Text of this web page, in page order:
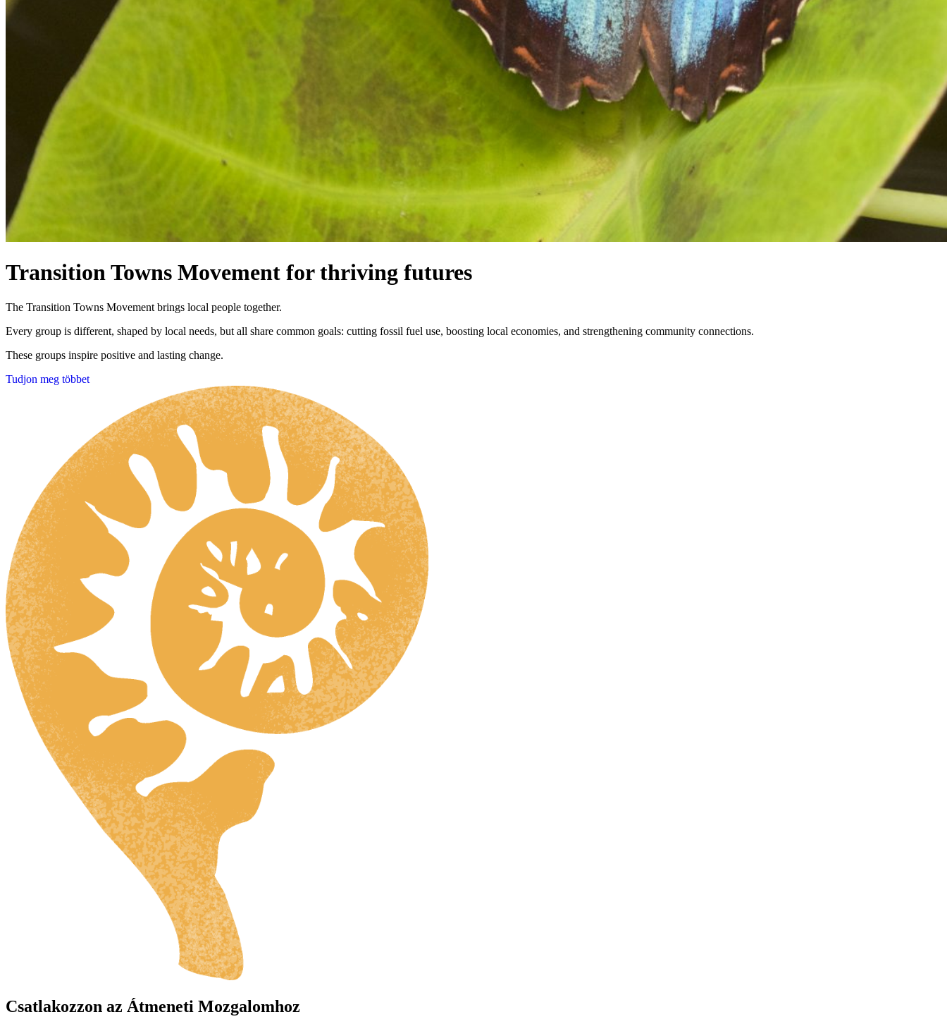
Transition Towns Movement for thriving futures
The Transition Towns Movement brings local people together.
Every group is different, shaped by local needs, but all share common goals: cutting fossil fuel use, boosting local economies, and strengthening community connections.
These groups inspire positive and lasting change.
Tudjon meg többet
Csatlakozzon az Átmeneti Mozgalomhoz